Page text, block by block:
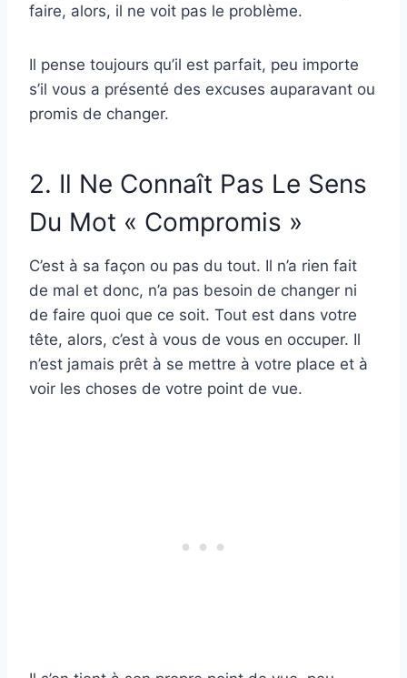
faire, alors, il ne voit pas le problème.
Il pense toujours qu’il est parfait, peu importe
s’il vous a présenté des excuses auparavant ou
promis de changer.
2. Il Ne Connaît Pas Le Sens
Du Mot « Compromis »
C’est à sa façon ou pas du tout. Il n’a rien fait
de mal et donc, n’a pas besoin de changer ni
de faire quoi que ce soit. Tout est dans votre
tête, alors, c’est à vous de vous en occuper. Il
n’est jamais prêt à se mettre à votre place et à
voir les choses de votre point de vue.